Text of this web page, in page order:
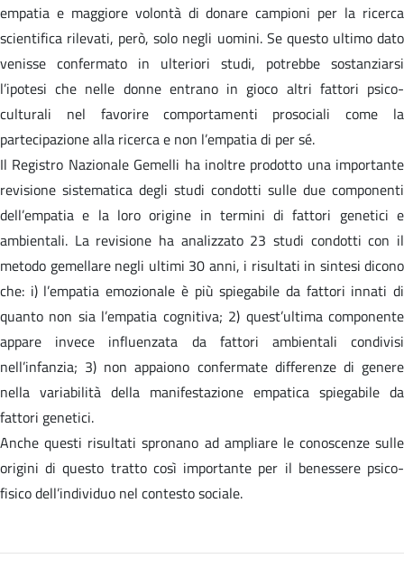
empatia e maggiore volontà di donare campioni per la ricerca
scientifica rilevati, però, solo negli uomini. Se questo ultimo dato
venisse confermato in ulteriori studi, potrebbe sostanziarsi
l’ipotesi che nelle donne entrano in gioco altri fattori psico-
culturali nel favorire comportamenti prosociali come la
partecipazione alla ricerca e non l’empatia di per sé.
Il Registro Nazionale Gemelli ha inoltre prodotto una importante
revisione sistematica degli studi condotti sulle due componenti
dell’empatia e la loro origine in termini di fattori genetici e
ambientali. La revisione ha analizzato 23 studi condotti con il
metodo gemellare negli ultimi 30 anni, i risultati in sintesi dicono
che: i) l’empatia emozionale è più spiegabile da fattori innati di
quanto non sia l’empatia cognitiva; 2) quest’ultima componente
appare invece influenzata da fattori ambientali condivisi
nell’infanzia; 3) non appaiono confermate differenze di genere
nella variabilità della manifestazione empatica spiegabile da
fattori genetici.
Anche questi risultati spronano ad ampliare le conoscenze sulle
origini di questo tratto così importante per il benessere psico-
fisico dell’individuo nel contesto sociale.